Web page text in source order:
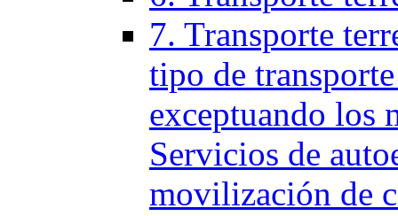
7. Transporte
tipo de
exceptuando los
Servicios de
movilización de